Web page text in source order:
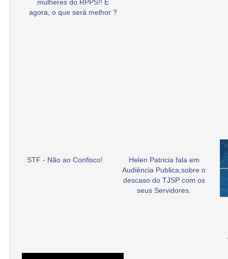
mulheres do RPPS!! E
agora, o que será melhor ?
STF - Não ao Confisco!
Helen Patricia fala em
Audiência Publica,sobre o
descaso do TJSP com os
seus Servidores.